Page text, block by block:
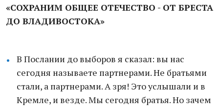
«СОХРАНИМ ОБЩЕЕ ОТЕЧЕСТВО - ОТ БРЕСТА
ДО ВЛАДИВОСТОКА»
В Послании до выборов я сказал: вы нас
сегодня называете партнерами. Не братьями
стали, а партнерами. А зря! Это услышали и в
Кремле, и везде. Мы сегодня братья. Но зачем